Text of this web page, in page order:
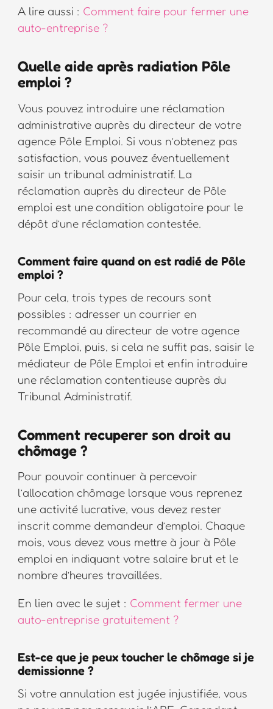
A lire aussi : Comment faire pour fermer une
auto-entreprise ?
Quelle aide après radiation Pôle
emploi ?
Vous pouvez introduire une réclamation
administrative auprès du directeur de votre
agence Pôle Emploi. Si vous n’obtenez pas
satisfaction, vous pouvez éventuellement
saisir un tribunal administratif. La
réclamation auprès du directeur de Pôle
emploi est une condition obligatoire pour le
dépôt d’une réclamation contestée.
Comment faire quand on est radié de Pôle
emploi ?
Pour cela, trois types de recours sont
possibles : adresser un courrier en
recommandé au directeur de votre agence
Pôle Emploi, puis, si cela ne suffit pas, saisir le
médiateur de Pôle Emploi et enfin introduire
une réclamation contentieuse auprès du
Tribunal Administratif.
Comment recuperer son droit au
chômage ?
Pour pouvoir continuer à percevoir
l’allocation chômage lorsque vous reprenez
une activité lucrative, vous devez rester
inscrit comme demandeur d’emploi. Chaque
mois, vous devez vous mettre à jour à Pôle
emploi en indiquant votre salaire brut et le
nombre d’heures travaillées.
En lien avec le sujet : Comment fermer une
auto-entreprise gratuitement ?
Est-ce que je peux toucher le chômage si je
demissionne ?
Si votre annulation est jugée injustifiée, vous